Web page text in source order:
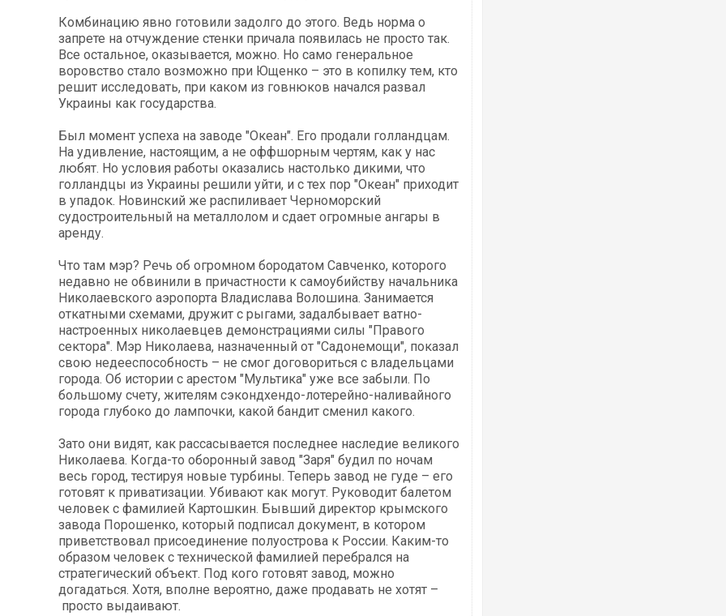
Комбинацию явно готовили задолго до этого. Ведь норма о
запрете на отчуждение стенки причала появилась не просто так.
Все остальное, оказывается, можно. Но само генеральное
воровство стало возможно при Ющенко – это в копилку тем, кто
решит исследовать, при каком из говнюков начался развал
Украины как государства.
Был момент успеха на заводе "Океан". Его продали голландцам.
На удивление, настоящим, а не оффшорным чертям, как у нас
любят. Но условия работы оказались настолько дикими, что
голландцы из Украины решили уйти, и с тех пор "Океан" приходит
в упадок. Новинский же распиливает Черноморский
судостроительный на металлолом и сдает огромные ангары в
аренду.
Что там мэр? Речь об огромном бородатом Савченко, которого
недавно не обвинили в причастности к самоубийству начальника
Николаевского аэропорта Владислава Волошина. Занимается
откатными схемами, дружит с рыгами, задалбывает ватно-
настроенных николаевцев демонстрациями силы "Правого
сектора". Мэр Николаева, назначенный от "Садонемощи", показал
свою недееспособность – не смог договориться с владельцами
города. Об истории с арестом "Мультика" уже все забыли. По
большому счету, жителям сэкондхендо-лотерейно-наливайного
города глубоко до лампочки, какой бандит сменил какого.
Зато они видят, как рассасывается последнее наследие великого
Николаева. Когда-то оборонный завод "Заря" будил по ночам
весь город, тестируя новые турбины. Теперь завод не гуде – его
готовят к приватизации. Убивают как могут. Руководит балетом
человек с фамилией Картошкин. Бывший директор крымского
завода Порошенко, который подписал документ, в котором
приветствовал присоединение полуострова к России. Каким-то
образом человек с технической фамилией перебрался на
стратегический объект. Под кого готовят завод, можно
догадаться. Хотя, вполне вероятно, даже продавать не хотят –
просто выдаивают.